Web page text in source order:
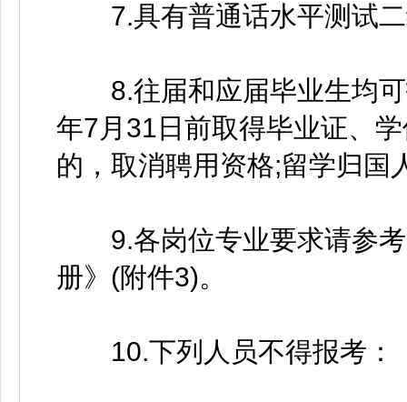
7.具有普通话水平测试二
8.往届和应届毕业生均可
年7月31日前取得毕业证、
的，取消聘用资格;留学归国
9.各岗位专业要求请参考
册》(附件3)。
10.下列人员不得报考：